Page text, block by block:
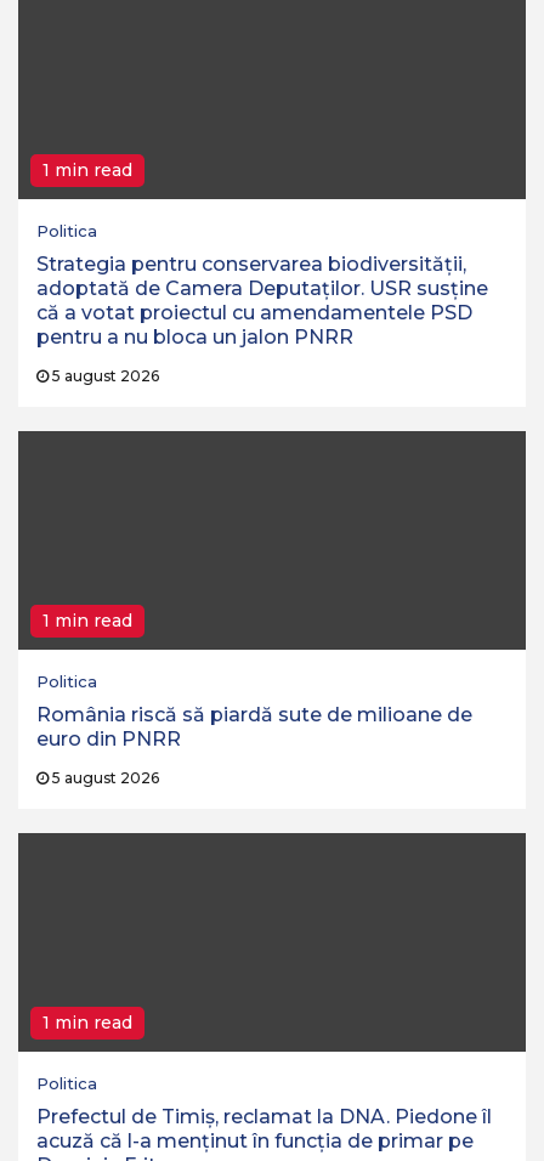
1 min read
Politica
Strategia pentru conservarea biodiversităţii,
adoptată de Camera Deputaţilor. USR susține
că a votat proiectul cu amendamentele PSD
pentru a nu bloca un jalon PNRR
5 august 2026
1 min read
Politica
România riscă să piardă sute de milioane de
euro din PNRR
5 august 2026
1 min read
Politica
Prefectul de Timiș, reclamat la DNA. Piedone îl
acuză că l-a menținut în funcția de primar pe